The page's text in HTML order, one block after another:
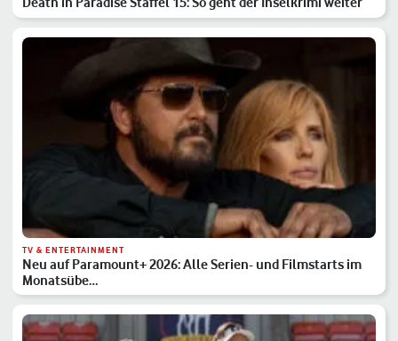
TV & ENTERTAINMENT
Neu auf Paramount+ 2026: Alle Serien- und Filmstarts im
Monatsübe…